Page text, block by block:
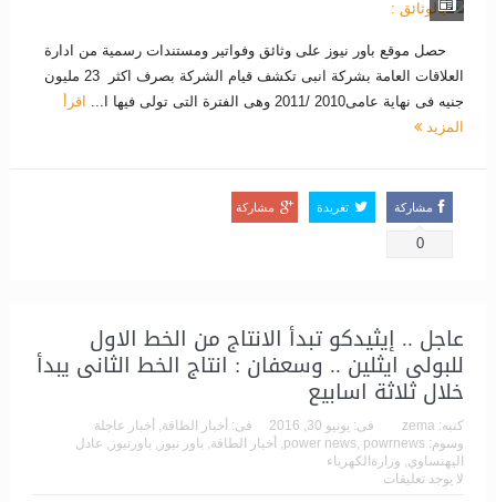
حصل موقع باور نيوز على وثائق وفواتير ومستندات رسمية من ادارة
العلاقات العامة بشركة انبى تكشف قيام الشركة بصرف اكثر 23 مليون
جنيه فى نهاية عامى2010 /2011 وهى الفترة التى تولى فيها ا...
اقرأ
المزيد
مشاركة
0
تغريدة مشاركة
عاجل .. إيثيدكو تبدأ الانتاج من الخط الاول
للبولى ايثلين .. وسعفان : انتاج الخط الثانى يبدأ
خلال ثلاثة اسابيع
كتبه: zema فى: يونيو 30, 2016 فى: أخبار الطاقة
أخبار عاجلة
وسوم:
power news powrnews أخبار الطاقة باور نيوز باورنيوز
عادل
اليهنساوي وزارةالكهرباء
لا يوجد تعليقات